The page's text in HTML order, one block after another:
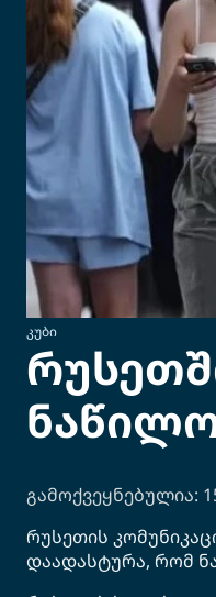
ᲙᲣᲑᲘ
გამოქვეყნებულია:
რუსეთის
დაადასტურა, რომ